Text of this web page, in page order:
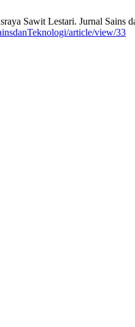
Sawit Lestari. Jurnal
article/view/33